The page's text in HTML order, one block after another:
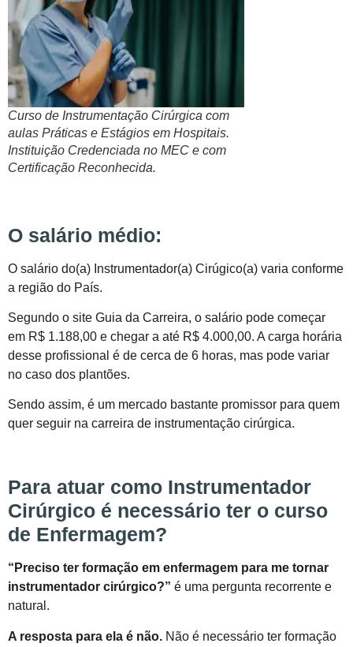
Curso de Instrumentação Cirúrgica com
aulas Práticas e Estágios em Hospitais.
Instituição Credenciada no MEC e com
Certificação Reconhecida.
O salário médio:
O salário do(a) Instrumentador(a) Cirúgico(a) varia conforme
a região do País.
Segundo o site Guia da Carreira, o salário pode começar
em R$ 1.188,00 e chegar a até R$ 4.000,00. A carga horária
desse profissional é de cerca de 6 horas, mas pode variar
no caso dos plantões.
Sendo assim, é um mercado bastante promissor para quem
quer seguir na carreira de instrumentação cirúrgica.
Para atuar como Instrumentador
Cirúrgico é necessário ter o curso
de Enfermagem?
“Preciso ter formação em enfermagem para me tornar
instrumentador cirúrgico?” é uma pergunta recorrente e
natural.
A resposta para ela é não. Não é necessário ter formação